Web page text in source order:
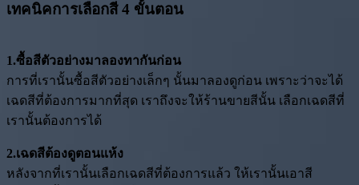
เทคนิคการเลือกสี 4 ขั้นตอน
1.ซื้อสีตัวอย่างมาลองทากันก่อน
การที่เรานั้นซื้อสีตัวอย่างเล็กๆ นั้นมาลองดูก่อน เพราะว่าจะได้
เฉดสีที่ต้องการมากที่สุด เราถึงจะให้ร้านขายสีนั้น เลือกเฉดสีที่
เรานั้นต้องการได้
2.เฉดสีต้องดูตอนแห้ง
หลังจากที่เรานั้นเลือกเฉดสีที่ต้องการแล้ว ให้เรานั้นเอาสี